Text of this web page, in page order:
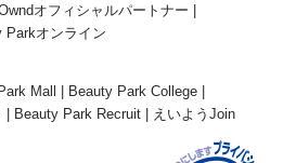
オフィシャルパートナー
Parkオンライン
Mall
Beauty Park College
Beauty Park Recruit えいようJoin